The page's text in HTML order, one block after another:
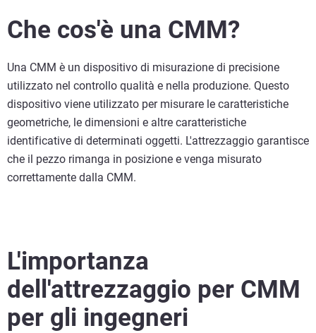
Che cos'è una CMM?
Una CMM è un dispositivo di misurazione di precisione
utilizzato nel controllo qualità e nella produzione. Questo
dispositivo viene utilizzato per misurare le caratteristiche
geometriche, le dimensioni e altre caratteristiche
identificative di determinati oggetti. L'attrezzaggio garantisce
che il pezzo rimanga in posizione e venga misurato
correttamente dalla CMM.
L'importanza
dell'attrezzaggio per CMM
per gli ingegneri